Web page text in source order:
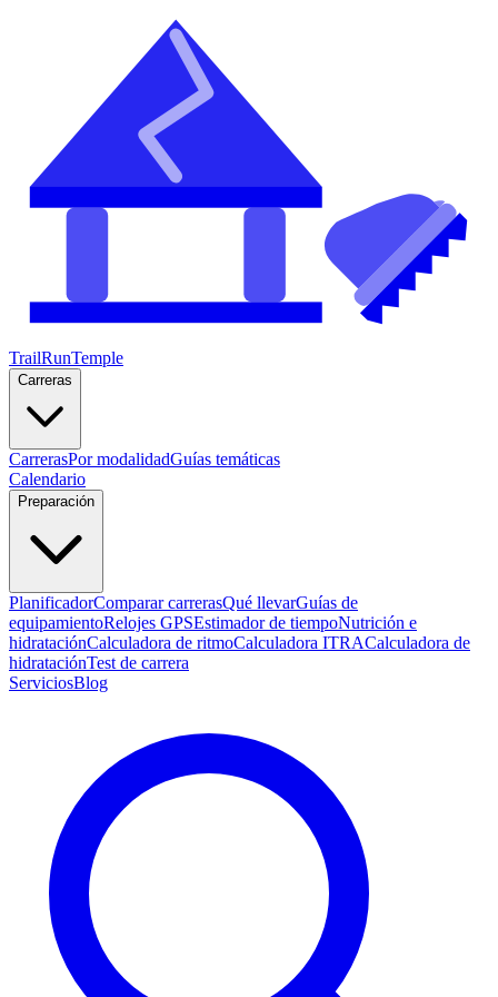
TrailRunTemple
Carreras
CarrerasPor modalidadGuías temáticas
Calendario
Preparación
PlanificadorComparar carrerasQué llevarGuías de
equipamientoRelojes GPSEstimador de tiempoNutrición e
hidrataciónCalculadora de ritmoCalculadora ITRACalculadora de
hidrataciónTest de carrera
ServiciosBlog